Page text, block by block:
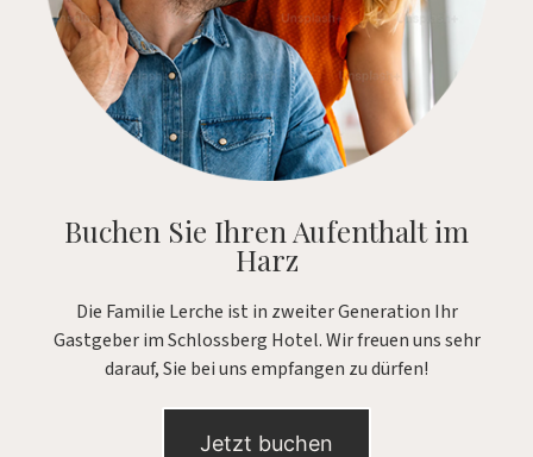
Buchen Sie Ihren Aufenthalt im
Harz
Die Familie Lerche ist in zweiter Generation Ihr
Gastgeber im Schlossberg Hotel. Wir freuen uns sehr
darauf, Sie bei uns empfangen zu dürfen!
Jetzt buchen